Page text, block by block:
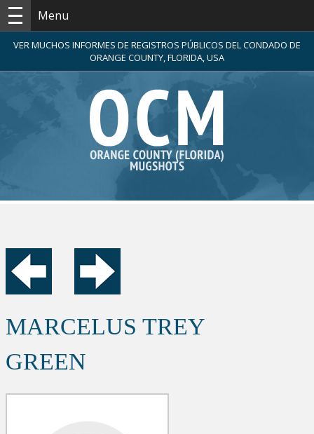
Menu
VER MUCHOS INFORMES DE REGISTROS PÚBLICOS DEL CONDADO DE
ORANGE COUNTY, FLORIDA, USA
MARCELUS TREY
GREEN